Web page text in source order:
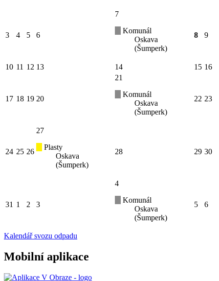
3 4 5 6
7
Komunál
Oskava
(Šumperk)
8 9
10 11 12 13 14 15 16
17 18 19 20
21
Komunál
Oskava
(Šumperk)
22 23
24 25 26
27
Plasty
Oskava
(Šumperk)
28 29 30
31 1 2 3
4
Komunál
Oskava
(Šumperk)
5 6
Kalendář svozu odpadu
Mobilní aplikace